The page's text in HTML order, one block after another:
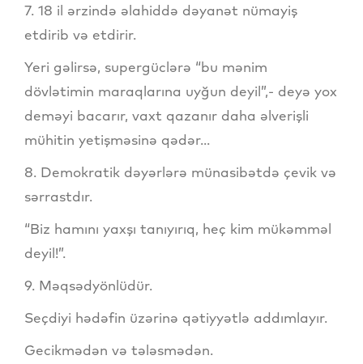
7. 18 il ərzində əlahiddə dəyanət nümayiş
etdirib və etdirir.
Yeri gəlirsə, supergüclərə “bu mənim
dövlətimin maraqlarına uyğun deyil”,- deyə yox
deməyi bacarır, vaxt qazanır daha əlverişli
mühitin yetişməsinə qədər...
8. Demokratik dəyərlərə münasibətdə çevik və
sərrastdır.
“Biz hamını yaxşı tanıyırıq, heç kim mükəmməl
deyil!”.
9. Məqsədyönlüdür.
Seçdiyi hədəfin üzərinə qətiyyətlə addımlayır.
Gecikmədən və tələsmədən.